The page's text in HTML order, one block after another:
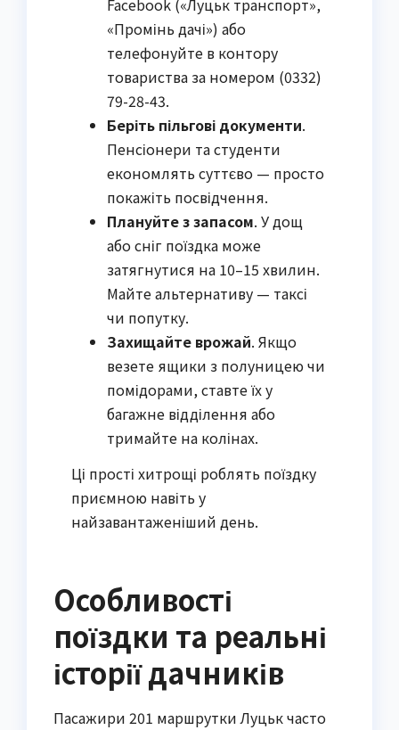
Facebook («Луцьк транспорт»,
«Промінь дачі») або
телефонуйте в контору
товариства за номером (0332)
79-28-43.
Беріть пільгові документи.
Пенсіонери та студенти
економлять суттєво — просто
покажіть посвідчення.
Плануйте з запасом. У дощ
або сніг поїздка може
затягнутися на 10–15 хвилин.
Майте альтернативу — таксі
чи попутку.
Захищайте врожай. Якщо
везете ящики з полуницею чи
помідорами, ставте їх у
багажне відділення або
тримайте на колінах.
Ці прості хитрощі роблять поїздку
приємною навіть у
найзавантаженіший день.
Особливості
поїздки та реальні
історії дачників
Пасажири 201 маршрутки Луцьк часто